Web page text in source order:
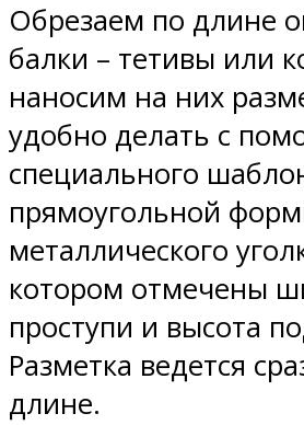
Обрезаем по длине
балки – тетивы или
наносим на них
удобно делать с
специального
прямоугольной
металлического
котором отмечены
проступи и высота
Разметка ведется
длине.